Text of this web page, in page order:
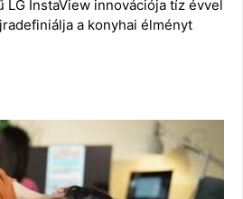
InstaView innovációja tíz évvel
a konyhai élményt